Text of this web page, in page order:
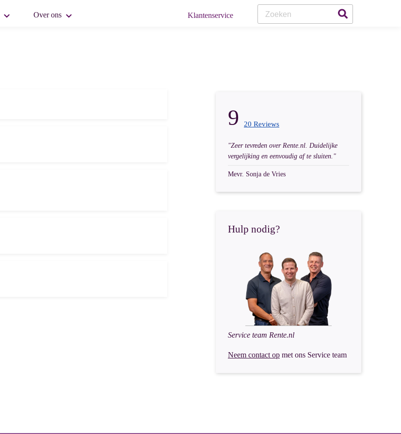
Over ons KlantenService
9 20 Reviews
"Zeer tevreden over Rente.nl. Duidelijke
vergelijking en eenvoudig af te sluiten."
Mevr. Sonja de Vries
Hulp nodig?
Service team Rente.nl
Neem contact op met ons Service team